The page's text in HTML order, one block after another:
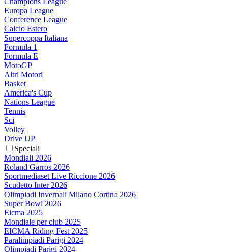
Europa League
Conference League
Calcio Estero
Supercoppa Italiana
Formula 1
Formula E
MotoGP
Altri Motori
Basket
America's Cup
Nations League
Tennis
Sci
Volley
Drive UP
Speciali
Mondiali 2026
Roland Garros 2026
Sportmediaset Live Riccione 2026
Scudetto Inter 2026
Olimpiadi Invernali Milano Cortina 2026
Super Bowl 2026
Eicma 2025
Mondiale per club 2025
EICMA Riding Fest 2025
Paralimpiadi Parigi 2024
Olimpiadi Parigi 2024